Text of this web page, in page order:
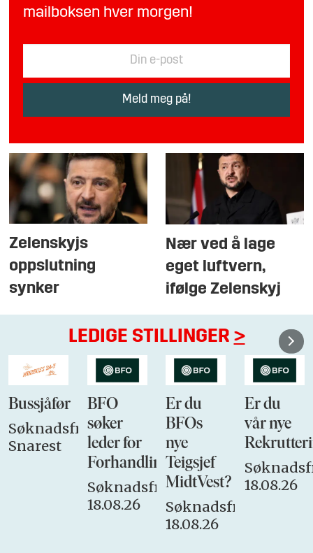
mailboksen hver morgen!
Zelenskyjs
oppslutning
synker
Nær ved å lage
eget luftvern,
ifølge Zelenskyj
LEDIGE STILLINGER >
Bussjåfør
Søknadsfrist:
Snarest
BFO
søker
leder for
Forhandlingsutvalget
Søknadsfrist:
18.08.26
Er du
BFOs
nye
Teigsjef
MidtVest?
Søknadsfrist:
18.08.26
Er du
vår nye
18.08.26